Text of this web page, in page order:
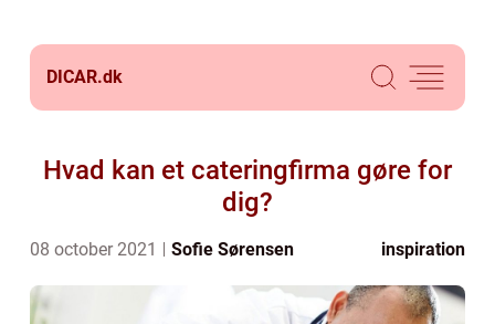
DICAR.dk
Hvad kan et cateringfirma gøre for
dig?
08 october 2021 Sofie Sørensen inspiration